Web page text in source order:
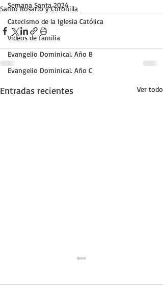
Semana Santa 2024
Catecismo de la Iglesia Católica
Vídeos de familia
Evangelio Dominical. Año B
Evangelio Dominical. Año C
Santo Rosario y Coronilla
Entradas recientes Ver todo